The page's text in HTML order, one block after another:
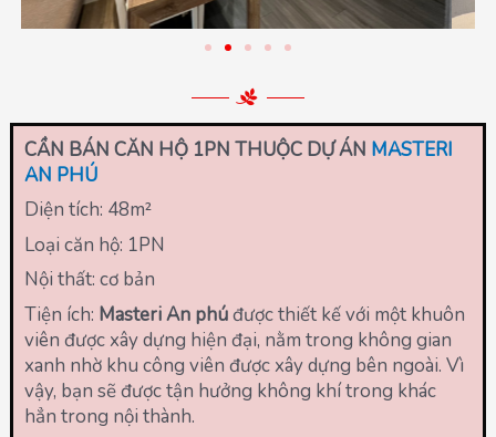
CẦN BÁN CĂN HỘ 1PN THUỘC DỰ ÁN MASTERI
AN PHÚ
Diện tích: 48m²
Loại căn hộ: 1PN
Nội thất: cơ bản
Tiện ích: Masteri An phúđược thiết kế với một khuôn
viên được xây dựng hiện đại, nằm trong không gian
xanh nhờ khu công viên được xây dựng bên ngoài. Vì
vậy, bạn sẽ được tận hưởng không khí trong khác
hẳn trong nội thành.